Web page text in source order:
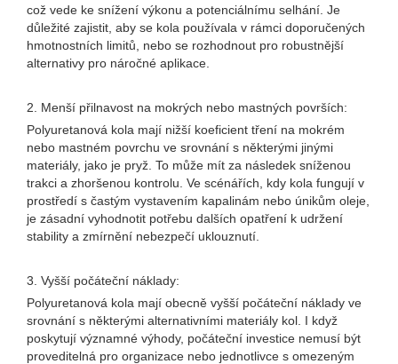
což vede ke snížení výkonu a potenciálnímu selhání. Je
důležité zajistit, aby se kola používala v rámci doporučených
hmotnostních limitů, nebo se rozhodnout pro robustnější
alternativy pro náročné aplikace.
2. Menší přilnavost na mokrých nebo mastných površích:
Polyuretanová kola mají nižší koeficient tření na mokrém
nebo mastném povrchu ve srovnání s některými jinými
materiály, jako je pryž. To může mít za následek sníženou
trakci a zhoršenou kontrolu. Ve scénářích, kdy kola fungují v
prostředí s častým vystavením kapalinám nebo únikům oleje,
je zásadní vyhodnotit potřebu dalších opatření k udržení
stability a zmírnění nebezpečí uklouznutí.
3. Vyšší počáteční náklady:
Polyuretanová kola mají obecně vyšší počáteční náklady ve
srovnání s některými alternativními materiály kol. I když
poskytují významné výhody, počáteční investice nemusí být
proveditelná pro organizace nebo jednotlivce s omezeným